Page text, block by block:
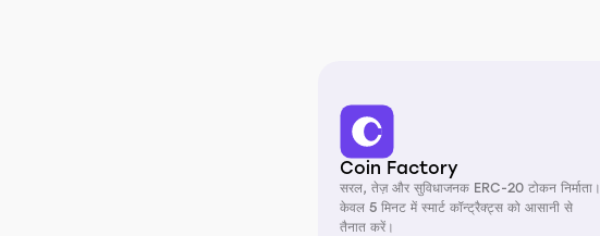
Coin Factory
सरल, तेज़ और सुविधाजनक ERC-20 टोकन निर्माता।
केवल 5 मिनट में स्मार्ट कॉन्ट्रैक्ट्स को आसानी से
तैनात करें।